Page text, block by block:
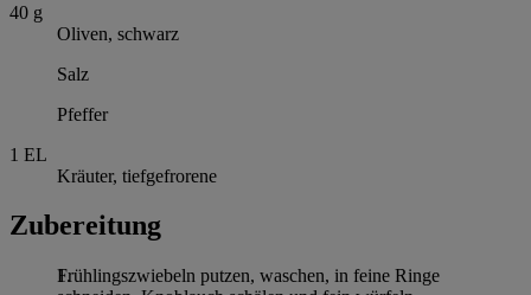
40 g
Oliven, schwarz
Salz
Pfeffer
1 EL
Kräuter, tiefgefrorene
Zubereitung
Frühlingszwiebeln putzen, waschen, in feine Ringe